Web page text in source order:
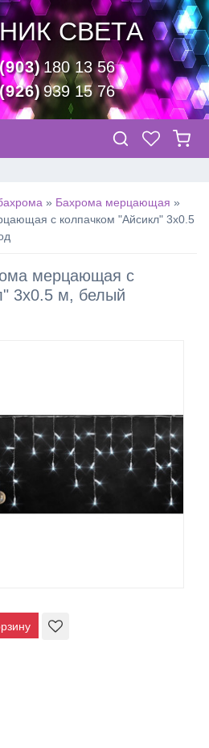
СВЕТА
180 13 56
939 15 76
» Бахрома мерцающая »
с колпачком "Айсикл" 3х0.5
мерцающая с
3х0.5 м, белый